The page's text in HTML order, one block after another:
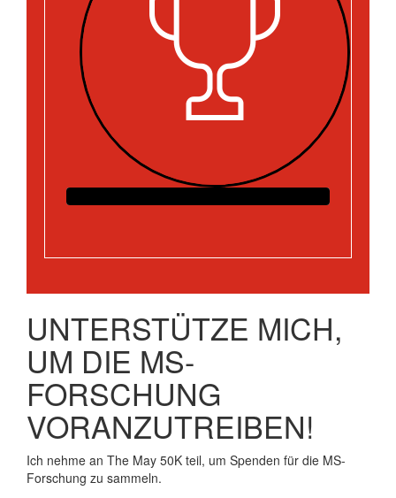
UNTERSTÜTZE MICH,
UM DIE MS-
FORSCHUNG
VORANZUTREIBEN!
Ich nehme an The May 50K teil, um Spenden für die MS-
Forschung zu sammeln.